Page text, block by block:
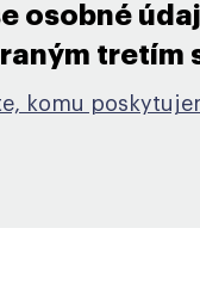
osobné
tretím
komu